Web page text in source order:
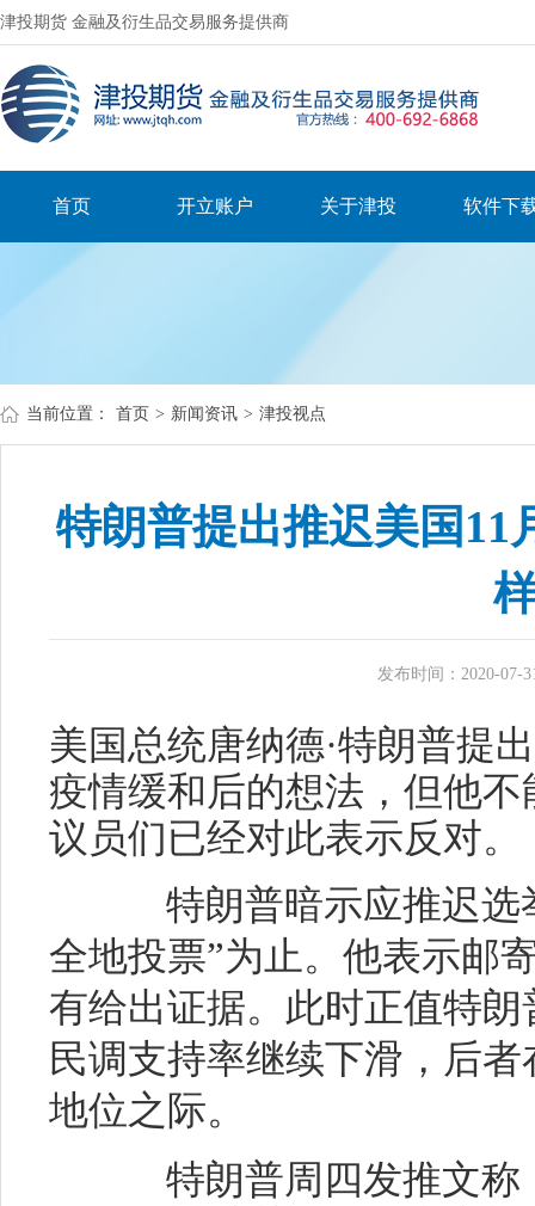
津投期货 金融及衍生品交易服务提供商
首页 开立账户 关于津投 软件下
当前位置： 首页 > 新闻资讯 > 津投视点
特朗普提出推迟美国11
发布时间：2020-07-
美国总统唐纳德·特朗普提
疫情缓和后的想法，但他
议员们已经对此表示反对。
特朗普暗示应推迟选
全地投票”为止。他表示邮
有给出证据。此时正值特
民调支持率继续下滑，后
地位之际。
特朗普周四发推文称